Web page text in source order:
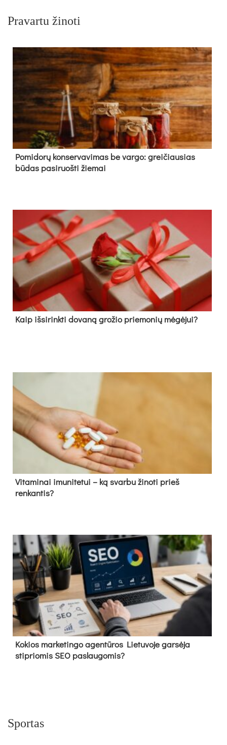
Pravartu žinoti
Pomidorų konservavimas be vargo: greičiausias
būdas pasiruošti žiemai
Kaip išsirinkti dovaną grožio priemonių mėgėjui?
Vitaminai imunitetui – ką svarbu žinoti prieš
renkantis?
Kokios marketingo agentūros Lietuvoje garsėja
stipriomis SEO paslaugomis?
Sportas